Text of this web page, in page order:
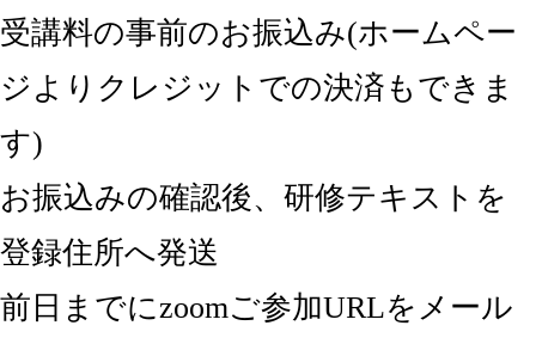
受講料の事前のお振込み(ホームペー
ジよりクレジットでの決済もできま
す)
お振込みの確認後、研修テキストを
登録住所へ発送
前日までにzoomご参加URLをメール